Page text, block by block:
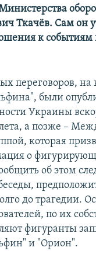
Ткачёв. Сам он
к событиям
переговоров, на
были
Украины
а позже –
которая
о
об этом
до трагедии.
по их
фигуранты
и "Орион".